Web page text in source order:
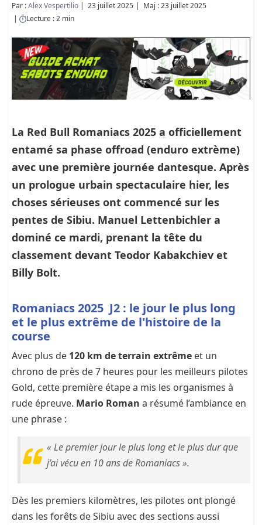
Par :Alex Vespertilio 23 juillet 2025
Maj : 23 juillet 2025
Lecture : 2 min
La Red Bull Romaniacs 2025 a officiellement
entamé sa phase offroad (enduro extrème)
avec une première journée dantesque. Après
un prologue urbain spectaculaire hier, les
choses sérieuses ont commencé sur les
pentes de Sibiu. Manuel Lettenbichler a
dominé ce mardi, prenant la tête du
classement devant Teodor Kabakchiev et
Billy Bolt.
Romaniacs 2025 J2 : le jour le plus long
et le plus extrême de l'histoire de la
course
Avec plus de 120 km de terrain extrême et un
chrono de près de 7 heures pour les meilleurs pilotes
Gold, cette première étape a mis les organismes à
rude épreuve. Mario Roman a résumé l’ambiance en
une phrase :
« Le premier jour le plus long et le plus dur que
j’ai vécu en 10 ans de Romaniacs ».
Dès les premiers kilomètres, les pilotes ont plongé
dans les forêts de Sibiu avec des sections aussi